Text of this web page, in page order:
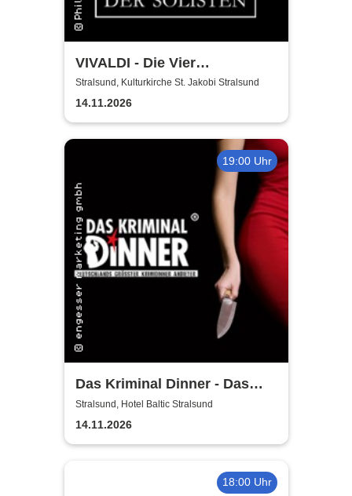
VIVALDI - Die Vier
Jahreszeiten | Philharmonie
der Solisten | Vladik Otaryan
Stralsund, Kulturkirche St. Jakobi Stralsund
14.11.2026
19:00 Uhr
Das Kriminal Dinner - Das
True Crime Dinner
Stralsund, Hotel Baltic Stralsund
14.11.2026
18:00 Uhr